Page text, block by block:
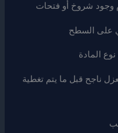
وجود شروخ أو فتحات
على السطح
المادة
ناجح قبل ما يتم تغطية